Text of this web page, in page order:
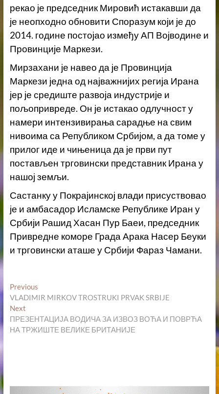
рекао је председник Мировић истакавши да
је неопходно обновити Споразум који је до
2014. године постојао између АП Војводине и
Провинције Маркези.
Мирзахани је навео да је Провинција
Маркези једна од најважнијих регија Ирана
јер је средиште развоја индустрије и
пољопривреде. Он је истакао одлучност у
намери интензивирања сарадње на свим
нивоима са Републиком Србијом, а да томе у
прилог иде и чињеница да је први пут
постављен трговински представник Ирана у
нашој земљи.
Састанку у Покрајинској влади присуствовао
је и амбасадор Исламске Републике Иран у
Србији Рашид Хасан Пур Баеи, председник
Привредне коморе Града Арака Насер Беуки
и трговински аташе у Србији Фараз Чамани.
Кретање
чланка
PreviousPrevious
post:
VLADIMIR MIRKOV TROSTRUKI PRVAK SRBIJE
NextNext
post:
ПРЕЗЕНТАЦИЈА ВОДИЧА ЗА ИЗВОЗ ВОЋА И ПОВРЋА
НА ТРЖИШТЕ ВЕЛИКЕ БРИТАНИЈЕ